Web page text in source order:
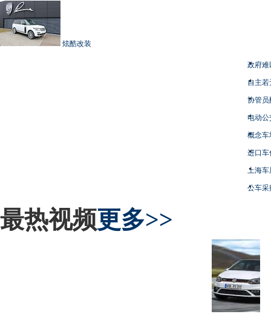
炫酷改装
政府难
自主
协管员
电动
概念车
进口车
上海
公车采
最热视频更多>>